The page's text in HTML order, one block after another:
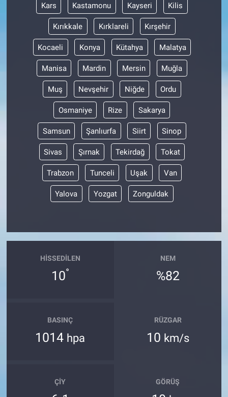
Kars Kastamonu Kayseri Kilis
Kırıkkale Kırklareli Kırşehir
Kocaeli Konya Kütahya Malatya
Manisa Mardin Mersin Muğla
Muş Nevşehir Niğde Ordu
Osmaniye Rize Sakarya
Samsun Şanlıurfa Siirt Sinop
Sivas Şırnak Tekirdağ Tokat
Trabzon Tunceli Uşak Van
Yalova Yozgat Zonguldak
HISSEDILEN
10°
NEM
%82
BASINÇ
1014 hpa
RÜZGAR
10 km/s
ÇIY GÖRÜŞ